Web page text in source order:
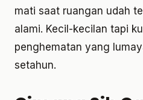
mati saat ruangan udah
alami. Kecil-kecilan tapi
penghematan yang
setahun.